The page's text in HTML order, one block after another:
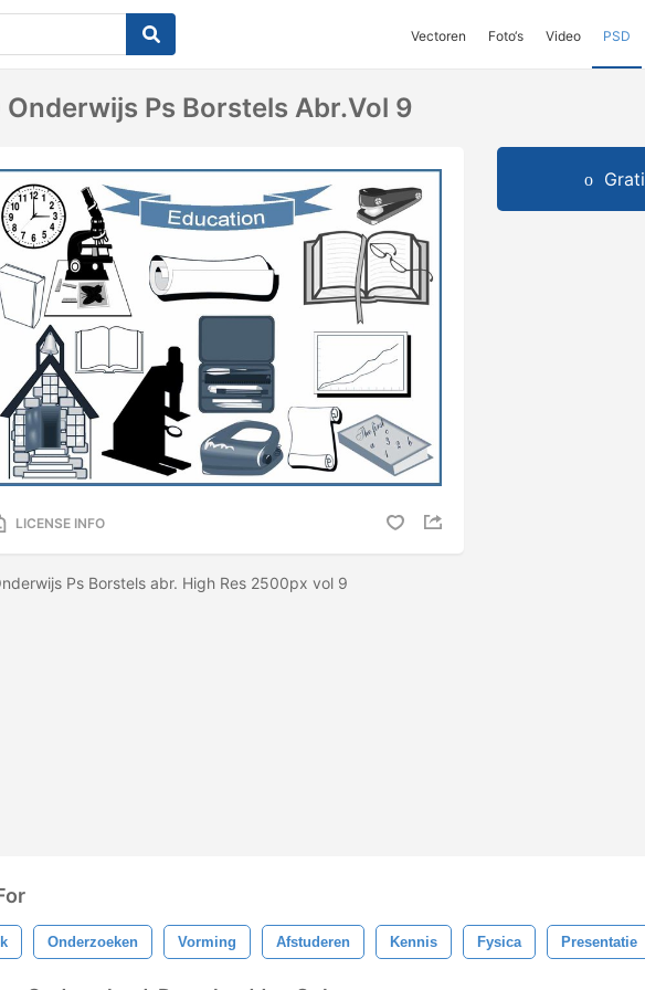
Vectoren Foto‘s Video PSD
Onderwijs Ps Borstels Abr.vol 9
LICENSE INFO
Ps Borstels abr. High Res 2500px vol 9
Onderzoeken Vorming Afstuderen Kennis Fysica Presentatie